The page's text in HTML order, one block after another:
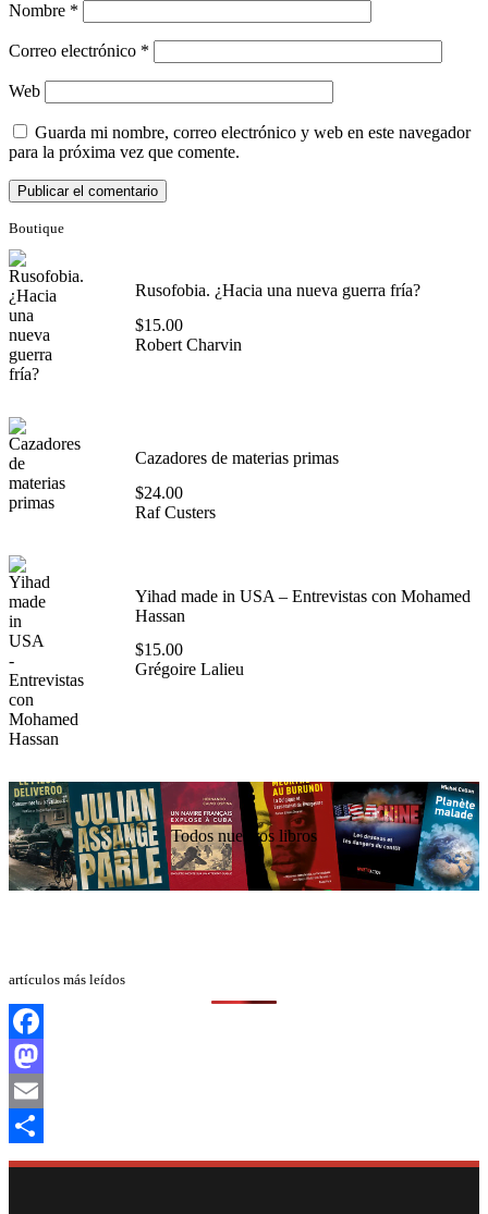
Nombre *
Correo electrónico *
Web
Guarda mi nombre, correo electrónico y web en este navegador
para la próxima vez que comente.
Boutique
Rusofobia. ¿Hacia una nueva guerra fría?
$15.00
Robert Charvin
Cazadores de materias primas
$24.00
Raf Custers
Yihad made in USA – Entrevistas con Mohamed
Hassan
$15.00
Grégoire Lalieu
Todos nuestros libros
artículos más leídos
Facebook
Mastodon
Email
Compartir